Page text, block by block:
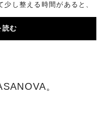
し整える時間があると、
ます。最終日も...
読む
。